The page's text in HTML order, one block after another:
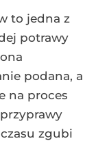
to jedna z
potrawy
podana, a
na proces
zgubi